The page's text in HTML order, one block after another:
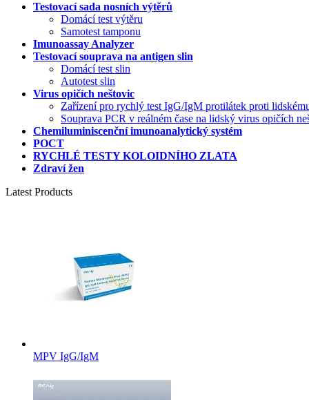
Testovací sada nosních výtěrů
Domácí test výtěru
Samotest tamponu
Imunoassay Analyzer
Testovací souprava na antigen slin
Domácí test slin
Autotest slin
Virus opičích neštovic
Zařízení pro rychlý test IgG/IgM protilátek proti
Souprava PCR v reálném čase na lidský virus opičích
Chemiluminiscenční imunoanalytický systém
POCT
RYCHLÉ TESTY KOLOIDNÍHO ZLATA
Zdraví žen
Latest Products
MPV IgG/IgM